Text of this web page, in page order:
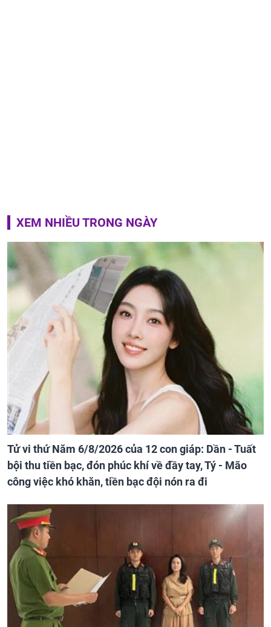
XEM NHIỀU TRONG NGÀY
Tử vi thứ Năm 6/8/2026 của 12 con giáp: Dần - Tuất
bội thu tiền bạc, đón phúc khí về đầy tay, Tý - Mão
công việc khó khăn, tiền bạc đội nón ra đi